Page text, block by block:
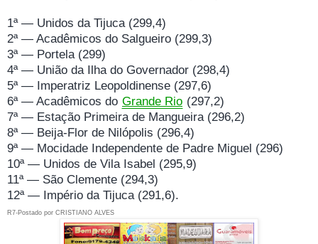
1ª — Unidos da Tijuca (299,4)
2ª — Acadêmicos do Salgueiro (299,3)
3ª — Portela (299)
4ª — União da Ilha do Governador (298,4)
5ª — Imperatriz Leopoldinense (297,6)
6ª — Acadêmicos do Grande Rio (297,2)
7ª — Estação Primeira de Mangueira (296,2)
8ª — Beija-Flor de Nilópolis (296,4)
9ª — Mocidade Independente de Padre Miguel (296)
10ª — Unidos de Vila Isabel (295,9)
11ª — São Clemente (294,3)
12ª — Império da Tijuca (291,6).
R7-Postado por CRISTIANO ALVES